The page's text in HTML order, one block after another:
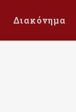
Διακόνημα